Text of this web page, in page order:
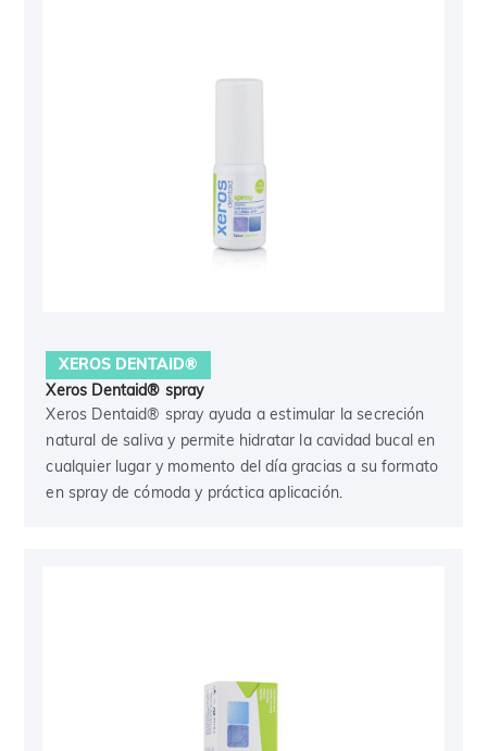
XEROS DENTAID®
Xeros Dentaid® spray
Xeros Dentaid® spray ayuda a estimular la secreción
natural de saliva y permite hidratar la cavidad bucal en
cualquier lugar y momento del día gracias a su formato
en spray de cómoda y práctica aplicación.